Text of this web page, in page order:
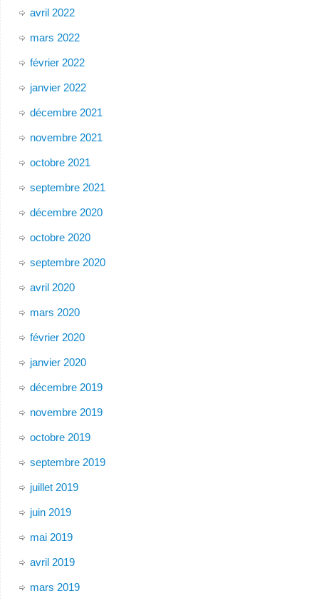
avril 2022
mars 2022
février 2022
janvier 2022
décembre 2021
novembre 2021
octobre 2021
septembre 2021
décembre 2020
octobre 2020
septembre 2020
avril 2020
mars 2020
février 2020
janvier 2020
décembre 2019
novembre 2019
octobre 2019
septembre 2019
juillet 2019
juin 2019
mai 2019
avril 2019
mars 2019